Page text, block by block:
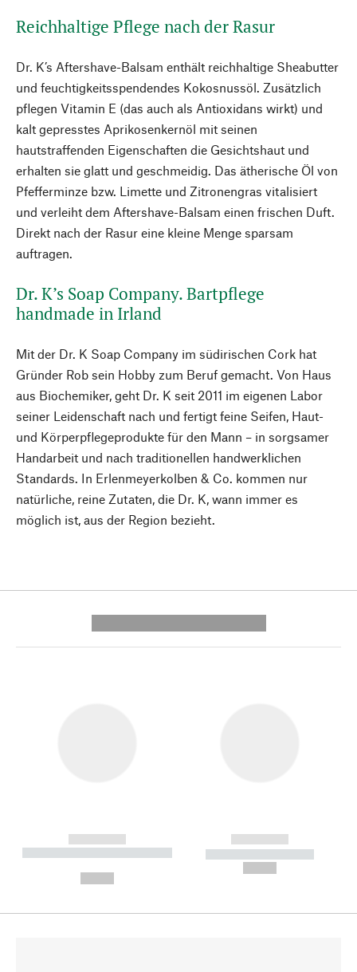
Reichhaltige Pflege nach der Rasur
Dr. K’s Aftershave-Balsam enthält reichhaltige Sheabutter
und feuchtigkeitsspendendes Kokosnussöl. Zusätzlich
pflegen Vitamin E (das auch als Antioxidans wirkt) und
kalt gepresstes Aprikosenkernöl mit seinen
hautstraffenden Eigenschaften die Gesichtshaut und
erhalten sie glatt und geschmeidig. Das ätherische Öl von
Pfefferminze bzw. Limette und Zitronengras vitalisiert
und verleiht dem Aftershave-Balsam einen frischen Duft.
Direkt nach der Rasur eine kleine Menge sparsam
auftragen.
Dr. K’s Soap Company. Bartpflege
handmade in Irland
Mit der Dr. K Soap Company im südirischen Cork hat
Gründer Rob sein Hobby zum Beruf gemacht. Von Haus
aus Biochemiker, geht Dr. K seit 2011 im eigenen Labor
seiner Leidenschaft nach und fertigt feine Seifen, Haut-
und Körperpflegeprodukte für den Mann – in sorgsamer
Handarbeit und nach traditionellen handwerklichen
Standards. In Erlenmeyerkolben & Co. kommen nur
natürliche, reine Zutaten, die Dr. K, wann immer es
möglich ist, aus der Region bezieht.
------------
----------- ----------- --------
------------
----------- -----------